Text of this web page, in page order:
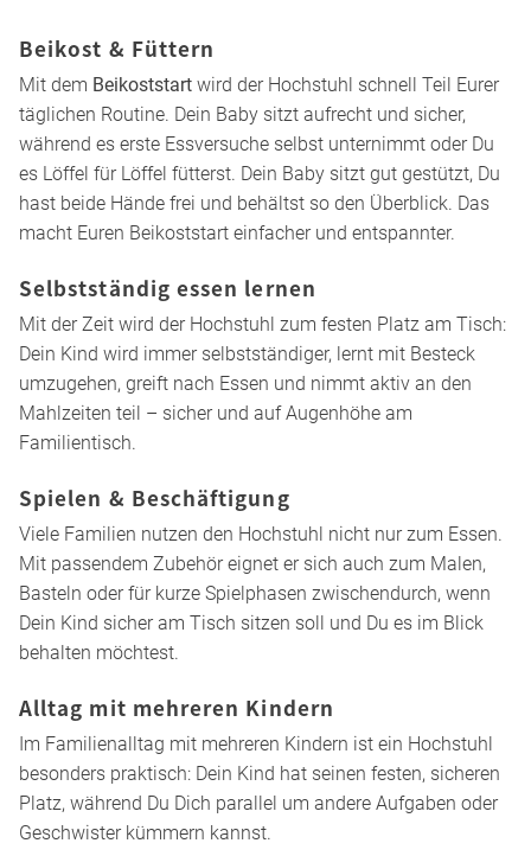
Hochstuhl mit Babyaufsatz – ab Geburt
dabei
EinHochstuhl mit Babyaufsatzermöglicht es, dass Dein
Babyab Geburt
ist nah am Geschehen, während Ihr gemeinsam am Tisch
sitzt. So wird der Hochstuhl schon früh Teil Eures
Familienalltags, noch bevor Dein Kind selbstständig sitzen
kann.
Beikost & Füttern
täglichen Routine. Dein Baby sitzt aufrecht und sicher,
während es erste Essversuche selbst unternimmt oder Du
es Löffel für Löffel fütterst. Dein Baby sitzt gut gestützt, Du
hast beide Hände frei und behältst so den Überblick. Das
macht Euren Beikoststart einfacher und entspannter.